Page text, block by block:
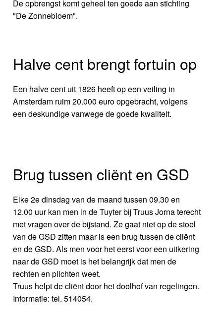
De opbrengst komt geheel ten goede aan stichting
"De Zonnebloem".
Halve cent brengt fortuin op
Een halve cent uit 1826 heeft op een veiling in
Amsterdam ruim 20.000 euro opgebracht, volgens
een deskundige vanwege de goede kwaliteit.
Brug tussen cliënt en GSD
Elke 2e dinsdag van de maand tussen 09.30 en
12.00 uur kan men in de Tuyter bij Truus Jorna terecht
met vragen over de bijstand. Ze gaat niet op de stoel
van de GSD zitten maar is een brug tussen de cliënt
en de GSD. Als men voor het eerst voor een uitkering
naar de GSD moet is het belangrijk dat men de
rechten en plichten weet.
Truus helpt de cliënt door het doolhof van regelingen.
Informatie: tel. 514054.